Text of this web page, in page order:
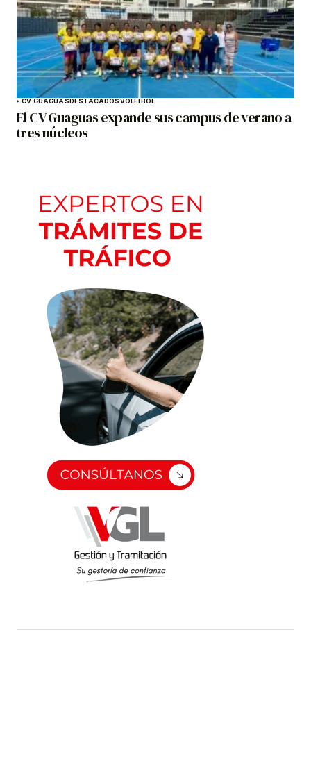
CV GUAGUASDESTACADOSVOLEIBOL
El CV Guaguas expande sus campus de verano a
tres núcleos